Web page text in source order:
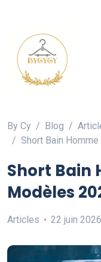
By Cy Blog
Short Bain
Short Bain
Modèles
Articles 22 juin 2026